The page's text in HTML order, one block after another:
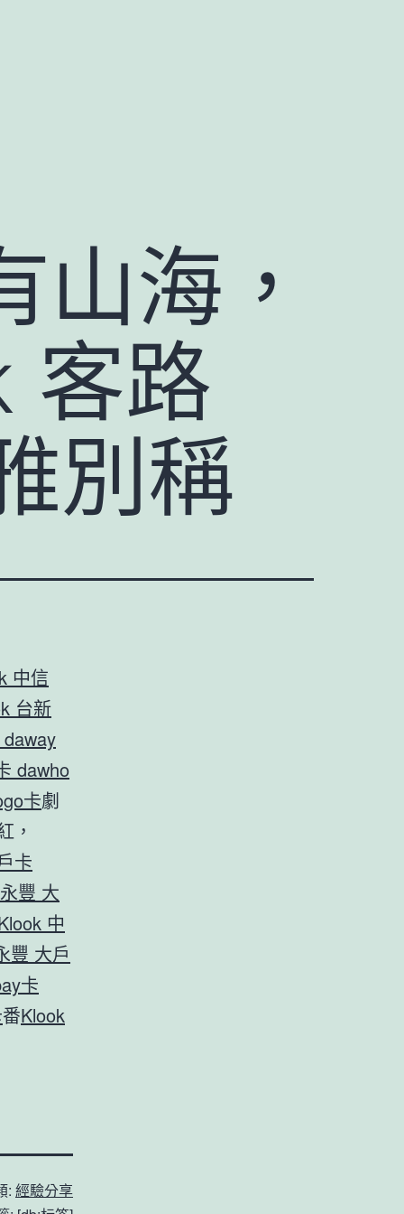
海，
客路
別稱
中信
台新
dawho
卡劇
，
卡
豐 大
中
豐 大戶
卡
番Klook
: 經驗分享